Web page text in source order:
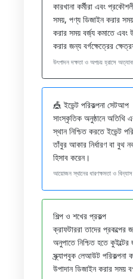
কারখানা কর্মীরা এবং
সময়, পণ্য ডিজাইন করার সময়
করার সময় বর্জ্য কমাতে এবং
করার জন্য বর্গক্ষেত্রের
উৎপাদন দক্ষতা ও অপচয় হ্রাসে
🎪 ইভেন্ট পরিকল্পনা সেটআপ
সাংস্কৃতিক অনুষ্ঠানে অতিথি
স্থান নিশ্চিত করতে ইভেন্ট
তাঁবুর আকার নির্ধারণ বা বুথ
হিসাব করেন।
আয়োজন স্থানের ধারণক্ষমতা ও
শিল্প ও শখের প্রকল্প
ক্রাফটাররা তাদের
অনুপাতে নিশ্চিত হতে
স্ক্র্যাপবুক লেআউট পরিকল্পনা
উপাদান ডিজাইন করার সময়